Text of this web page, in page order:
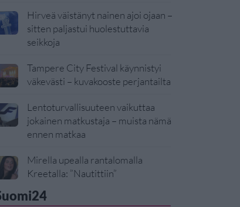
Hirveä väistänyt nainen ajoi ojaan –
sitten paljastui huolestuttavia
seikkoja
Tampere City Festival käynnistyi
väkevästi – kuvakooste perjantailta
Lentoturvallisuuteen vaikuttaa
jokainen matkustaja – muista nämä
ennen matkaa
Mirella upealla rantalomalla
Kreetalla: ”Nautittiin”